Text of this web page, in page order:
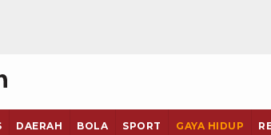
DAERAH BOLA SPORT GAYA HIDUP